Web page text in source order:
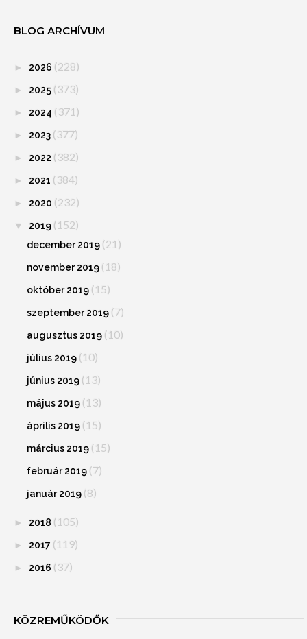
BLOG ARCHÍVUM
► 2026 (228)
► 2025 (373)
► 2024 (371)
► 2023 (377)
► 2022 (382)
► 2021 (384)
► 2020 (232)
▼ 2019 (152)
december 2019 (21)
november 2019 (18)
október 2019 (15)
szeptember 2019 (7)
augusztus 2019 (10)
július 2019 (10)
június 2019 (13)
május 2019 (13)
április 2019 (15)
március 2019 (15)
február 2019 (7)
január 2019 (8)
► 2018 (105)
► 2017 (119)
► 2016 (37)
KÖZREMŰKÖDŐK